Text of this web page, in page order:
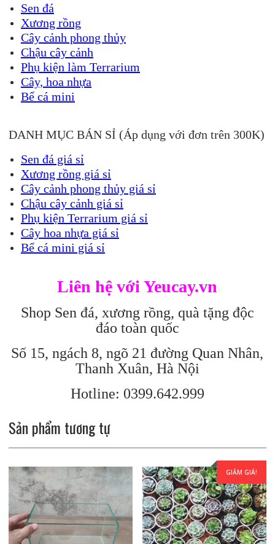
Sen đá
Xương rồng
Cây cảnh phong thủy
Chậu cây cảnh
Phụ kiện làm Terrarium
Cây, hoa nhựa
Bể cá mini
DANH MỤC BÁN SỈ (Áp dụng với đơn trên 300K)
Sen đá giá sỉ
Xương rồng giá sỉ
Cây cảnh phong thủy giá sỉ
Chậu cây cảnh giá sỉ
Phụ kiện Terrarium giá sỉ
Cây hoa nhựa giá sỉ
Bể cá mini giá sỉ
Liên hệ với Yeucay.vn
Shop Sen đá, xương rồng, quà tặng độc
đáo toàn quốc
Số 15, ngách 8, ngõ 21 đường Quan Nhân,
Thanh Xuân, Hà Nội
Hotline: 0399.642.999
Sản phẩm tương tự
GIẢM GIÁ!